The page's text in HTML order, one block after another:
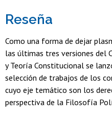
Reseña
Como una forma de dejar
las últimas tres versiones del
y Teoría Constitucional se
selección de trabajos de los
cuyo eje temático son los
perspectiva de la Filosofía